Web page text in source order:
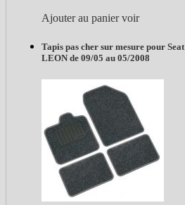
Ajouter au panier voir
Tapis pas cher sur mesure pour Seat
LEON de 09/05 au 05/2008